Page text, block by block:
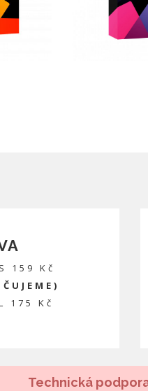
159 Kč
175 Kč
Technická